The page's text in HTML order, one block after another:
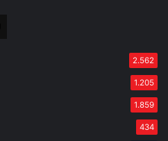
2.562
1.205
1.859
434